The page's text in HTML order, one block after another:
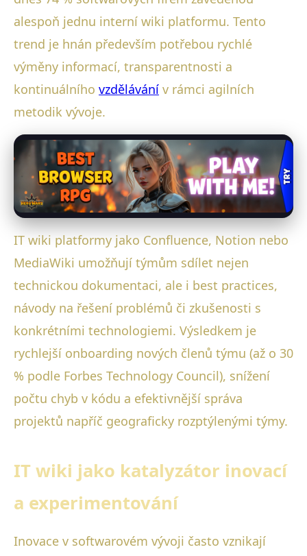
alespoň jednu interní wiki platformu. Tento
trend je hnán především potřebou rychlé
výměny informací, transparentnosti a
kontinuálního vzdělávání v rámci agilních
metodik vývoje.
IT wiki platformy jako Confluence, Notion nebo
MediaWiki umožňují týmům sdílet nejen
technickou dokumentaci, ale i best practices,
návody na řešení problémů či zkušenosti s
konkrétními technologiemi. Výsledkem je
rychlejší onboarding nových členů týmu (až o 30
% podle Forbes Technology Council), snížení
počtu chyb v kódu a efektivnější správa
projektů napříč geograficky rozptýlenými týmy.
IT wiki jako katalyzátor inovací
a experimentování
Inovace v softwarovém vývoji často vznikají